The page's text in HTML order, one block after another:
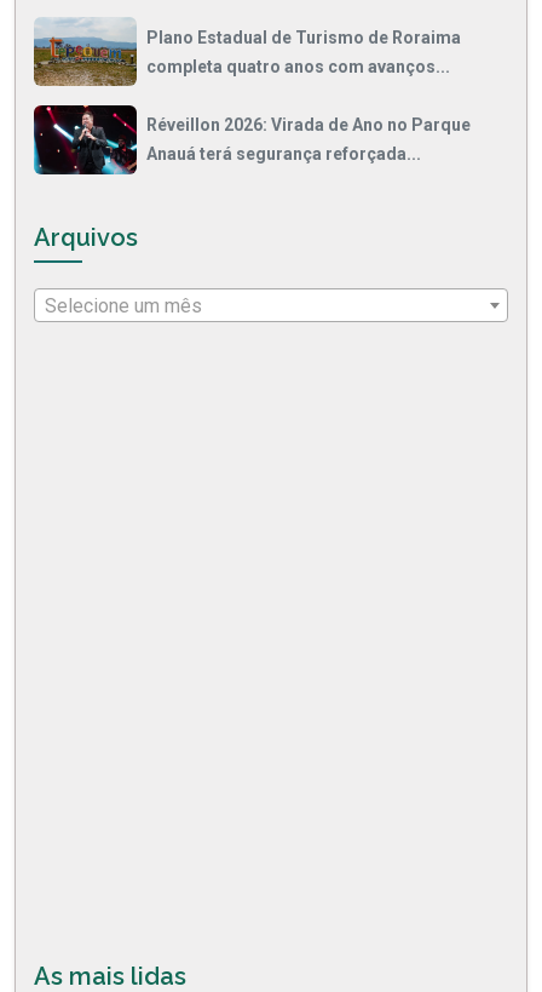
Plano Estadual de Turismo de Roraima
completa quatro anos com avanços...
Réveillon 2026: Virada de Ano no Parque
Anauá terá segurança reforçada...
Arquivos
Selecione um mês
As mais lidas